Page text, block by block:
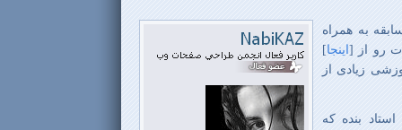
به همراه
رو از [اینجا]
زیادی از
استاد بنده که